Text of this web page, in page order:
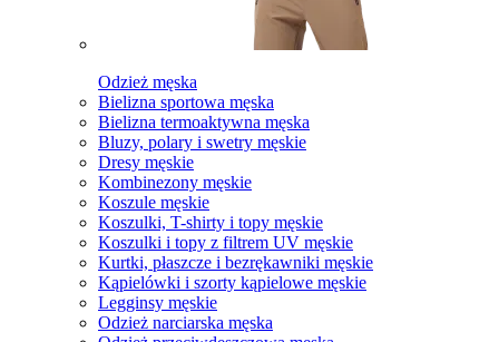
Odzież męska
Bielizna sportowa męska
Bielizna termoaktywna męska
Bluzy, polary i swetry męskie
Dresy męskie
Kombinezony męskie
Koszule męskie
Koszulki, T-shirty i topy męskie
Koszulki i topy z filtrem UV męskie
Kurtki, płaszcze i bezrękawniki męskie
Kąpielówki i szorty kąpielowe męskie
Legginsy męskie
Odzież narciarska męska